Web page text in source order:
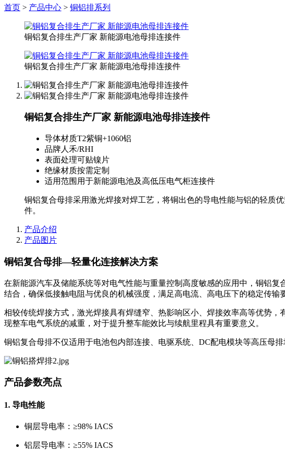
首页 > 产品中心 > 铜铝排系列
铜铝复合排生产厂家 新能源电池母排连接件
铜铝复合排生产厂家 新能源电池母排连接件
铜铝复合排生产厂家 新能源电池母排连接件
导体材质T2紫铜+1060铝
品牌人禾/RHI
表面处理可贴镍片
绝缘材质按需定制
适用范围 用于新能源电池及高低压电气柜连接件
铜铝复合母排采用激光焊接对焊工艺，将铜出色的导电性能与铝的轻质
件。
产品介绍
产品图片
铜铝复合母排—轻量化连接解决方案
在新能源汽车及储能系统等对电气性能与重量控制高度敏感的应用中，铜铝
结合，确保低接触电阻与优良的机械强度，满足高电流、高电压下的稳定传输
相较传统焊接方式，激光焊接具有焊缝窄、热影响区小、焊接效率高等优势
现整车电气系统的减重，对于提升整车能效比与续航里程具有重要意义。
铜铝复合母排不仅适用于电池包内部连接、电驱系统、DC配电模块等高压母
产品参数亮点
1. 导电性能
铜层导电率：≥98% IACS
铝层导电率：≥55% IACS